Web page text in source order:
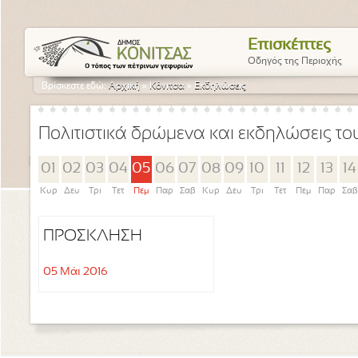
Επισκέπτες
Οδηγός της Περιοχής
Βρίσκεστε εδώ:Αρχική » Κόνιτσα » Εκδηλώσεις
Πολιτιστικά δρώμενα και εκδηλώσεις
01
Κυρ
02
Δευ
03
Τρι
04
Τετ
05
Πεμ
06
Παρ
07
Σαβ
08
Κυρ
09
Δευ
10
Τρι Τετ
12
Πεμ
13
Παρ
14
Σαβ
ΠΡΟΣΚΛΗΣΗ
05 Μάι 2016